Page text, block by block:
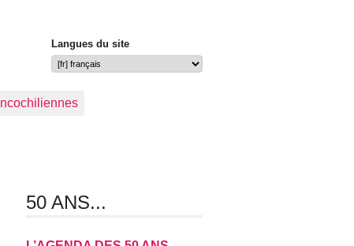
Langues du site
50 ANS...